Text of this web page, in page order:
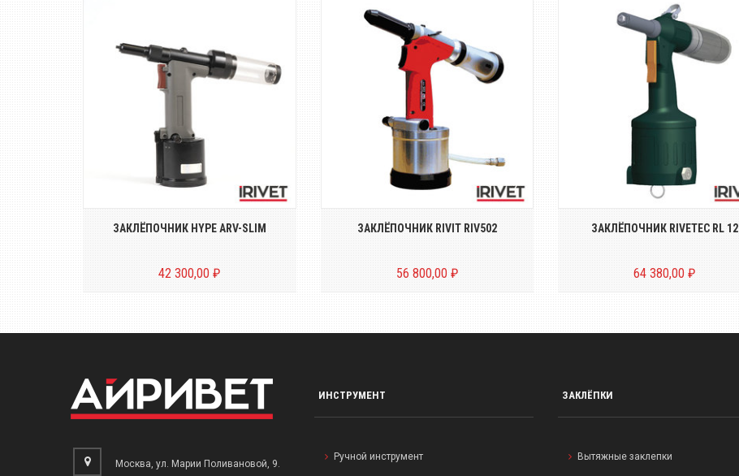
Пневмо-гидравлический
заклёпочник для вытяжных
заклёпок диаметром о...
ЗАКЛЁПОЧНИК HYPE ARV-SLIM
42 300,00 ₽
Пневмогидравлический
заклёпочник для вытяжных
заклёпок диаметром от...
ЗАКЛЁПОЧНИК RIVIT RIV502
56 800,00 ₽
Пневмо-гидравлический
заклёпочник для вытяжных
заклёпок диаметром о...
ЗАКЛЁПОЧНИК RIVETEC RL 12
64 380,00 ₽
Москва, ул. Марии Поливановой, 9.
ИНСТРУМЕНТ
Ручной инструмент
ЗАКЛЁПКИ
Вытяжные заклепки